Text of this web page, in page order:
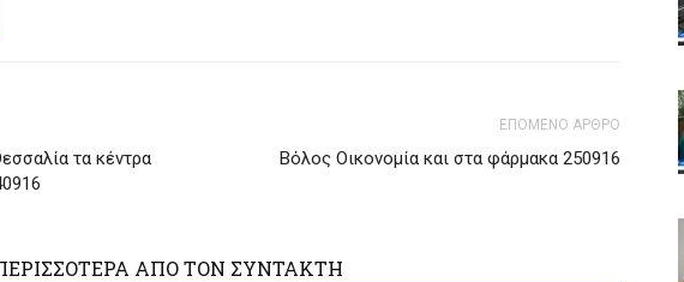
τα κέντρα
ΕΠΟΜΕΝΟ ΑΡΘΡΟ
Βόλος Οικονομία και στα φάρμακα 250916
ΑΠΟ ΤΟΝ ΣΥΝΤΑΚΤΗ